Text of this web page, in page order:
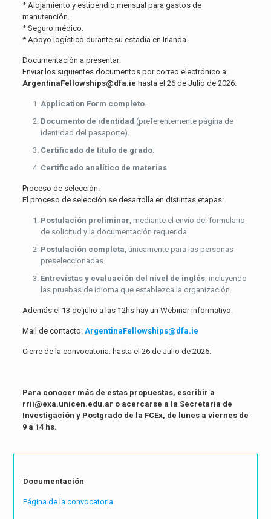
* Alojamiento y estipendio mensual para gastos de
manutención.
* Seguro médico.
* Apoyo logístico durante su estadía en Irlanda.
Documentación a presentar:
Enviar los siguientes documentos por correo electrónico a:
ArgentinaFellowships@dfa.ie hasta el 26 de Julio de 2026.
Application Form completo.
Documento de identidad (preferentemente página de
identidad del pasaporte).
Certificado de título de grado.
Certificado analítico de materias.
Proceso de selección:
El proceso de selección se desarrolla en distintas etapas:
Postulación preliminar, mediante el envío del formulario
de solicitud y la documentación requerida.
Postulación completa, únicamente para las personas
preseleccionadas.
Entrevistas y evaluación del nivel de inglés, incluyendo
las pruebas de idioma que establezca la organización.
Además el 13 de julio a las 12hs hay un Webinar informativo.
Mail de contacto: ArgentinaFellowships@dfa.ie
Cierre de la convocatoria:hasta el 26 de Julio de 2026.
Para conocer más de estas propuestas, escribir a
rrii@exa.unicen.edu.ar o acercarse a la Secretaría de
Investigación y Postgrado de la FCEx, de lunes a viernes de
9 a 14 hs.
Documentación
Página de la convocatoria